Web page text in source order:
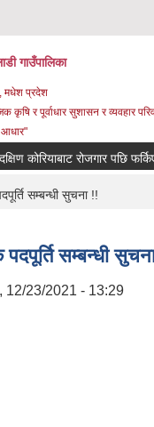
गाउँपालिका
मधेश प्रदेश
कृषि र पूर्वाधार सुशासन र व्यवहार
कोरियाबाट रोजगार पछि
सम्बन्धी सुचना !!
सम्बन्धी
12/23/2021 - 13:29